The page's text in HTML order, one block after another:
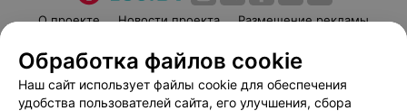
О проекте Новости проекта
Размещение рекламы
Пользовательское соглашение
Способы оплаты
Вакансии
Партнеры
Обработка файлов cookie
Наш сайт использует файлы cookie для обеспечения
удобства пользователей сайта, его улучшения, сбора